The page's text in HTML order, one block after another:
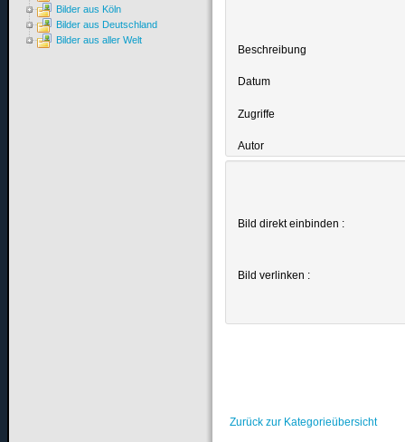
Beschreibung
Datum
Zugriffe
Autor
Bild direkt einbinden :
Bild verlinken :
Zurück zur Kategorieübersicht
Bilder aus Köln
Bilder aus Deutschland
Bilder aus aller Welt